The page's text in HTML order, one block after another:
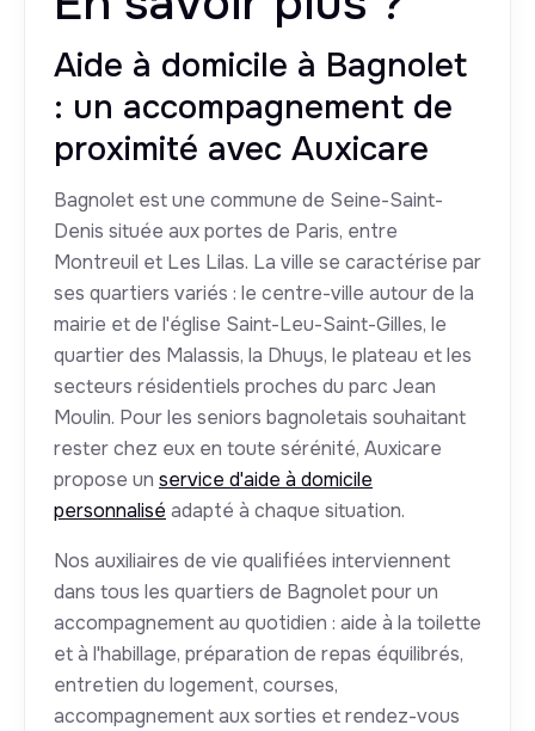
Aide à domicile à Bagnolet
: un accompagnement de
proximité avec Auxicare
Bagnolet est une commune de Seine-Saint-
Denis située aux portes de Paris, entre
Montreuil et Les Lilas. La ville se caractérise par
ses quartiers variés : le centre-ville autour de la
mairie et de l'église Saint-Leu-Saint-Gilles, le
quartier des Malassis, la Dhuys, le plateau et les
secteurs résidentiels proches du parc Jean
Moulin. Pour les seniors bagnoletais souhaitant
rester chez eux en toute sérénité, Auxicare
propose un service d'aide à domicile
personnalisé adapté à chaque situation.
Nos auxiliaires de vie qualifiées interviennent
dans tous les quartiers de Bagnolet pour un
accompagnement au quotidien : aide à la toilette
et à l'habillage, préparation de repas équilibrés,
entretien du logement, courses,
accompagnement aux sorties et rendez-vous